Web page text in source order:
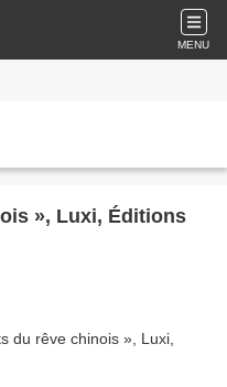
MENU
», Luxi, Éditions